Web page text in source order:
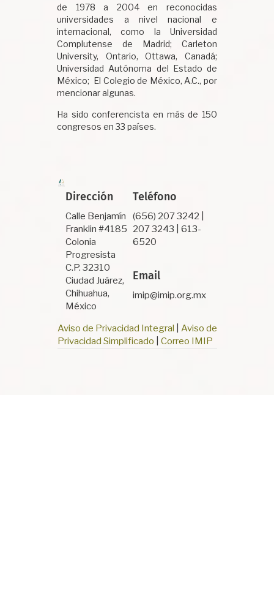
de 1978 a 2004 en reconocidas
universidades a nivel nacional e
internacional, como la Universidad
Complutense de Madrid; Carleton
University, Ontario, Ottawa, Canadá;
Universidad Autónoma del Estado de
México; El Colegio de México, A.C., por
mencionar algunas.
Ha sido conferencista en más de 150
congresos en 33 países.
Dirección
Calle Benjamín
Franklin #4185
Colonia
Progresista
C.P. 32310
Ciudad Juárez,
Chihuahua,
México
Teléfono
(656) 207 3242 |
207 3243 | 613-
6520
Email
imip@imip.org.mx
Aviso de Privacidad Integral
Aviso de
Privacidad Simplificado
Correo IMIP